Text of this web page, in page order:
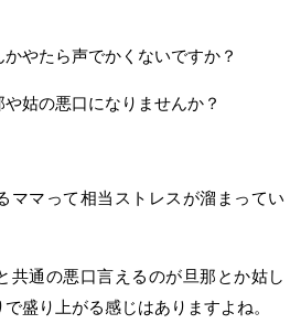
やたら声でかくないですか？
姑の悪口になりませんか？
ママって相当ストレスが溜まってい
共通の悪口言えるのが旦那とか姑し
盛り上がる感じはありますよね。